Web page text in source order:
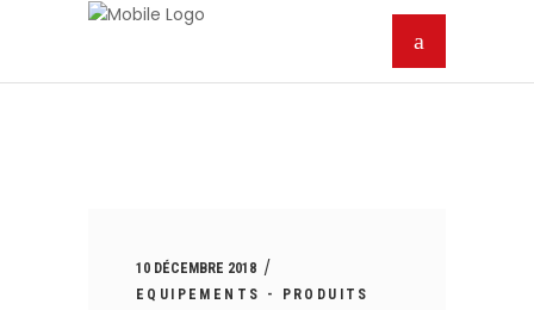
10 DÉCEMBRE 2018
EQUIPEMENTS - PRODUITS